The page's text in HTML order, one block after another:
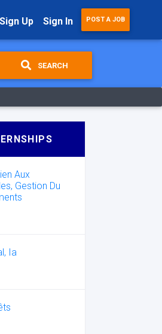
Sign Up Sign In POST A JOB
SEARCH
Aux
Gestion Du
Ia